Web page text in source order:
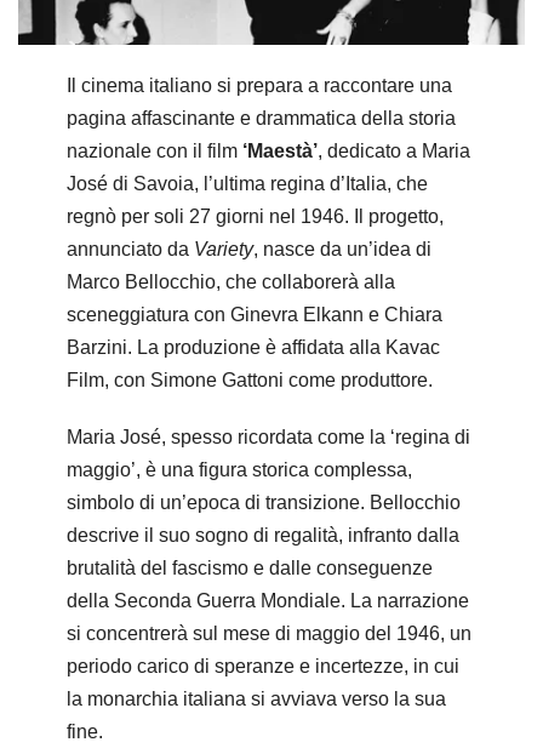
Il cinema italiano si prepara a raccontare una
pagina affascinante e drammatica della storia
nazionale con il film ‘Maestà’, dedicato a Maria
José di Savoia, l’ultima regina d’Italia, che
regnò per soli 27 giorni nel 1946. Il progetto,
annunciato da Variety, nasce da un’idea di
Marco Bellocchio, che collaborerà alla
sceneggiatura con Ginevra Elkann e Chiara
Barzini. La produzione è affidata alla Kavac
Film, con Simone Gattoni come produttore.
Maria José, spesso ricordata come la ‘regina di
maggio’, è una figura storica complessa,
simbolo di un’epoca di transizione. Bellocchio
descrive il suo sogno di regalità, infranto dalla
brutalità del fascismo e dalle conseguenze
della Seconda Guerra Mondiale. La narrazione
si concentrerà sul mese di maggio del 1946, un
periodo carico di speranze e incertezze, in cui
la monarchia italiana si avviava verso la sua
fine.